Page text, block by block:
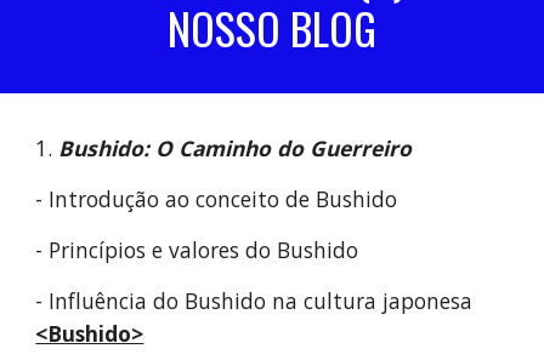
NOSSO BLOG
1. Bushido: O Caminho do Guerreiro
- Introdução ao conceito de Bushido
- Princípios e valores do Bushido
- Influência do Bushido na cultura japonesa
<Bushido>